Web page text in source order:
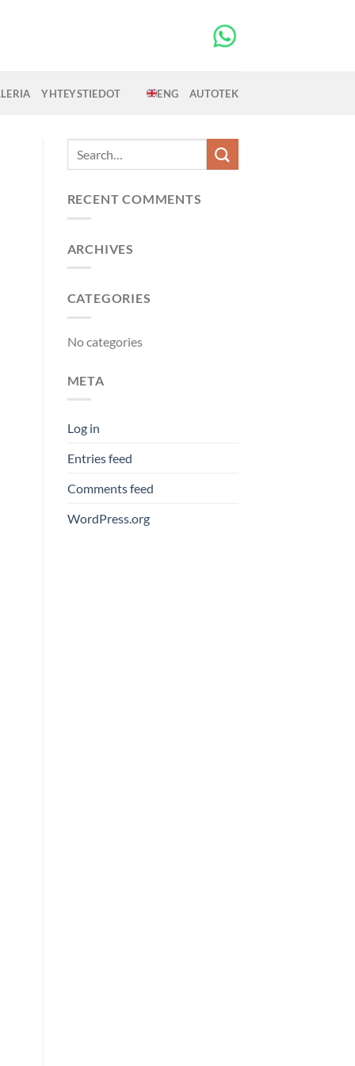
YHTEYSTIEDOT ENG AUTOTEK
RECENT COMMENTS
ARCHIVES
CATEGORIES
No categories
META
Log in
Entries feed
Comments feed
WordPress.org